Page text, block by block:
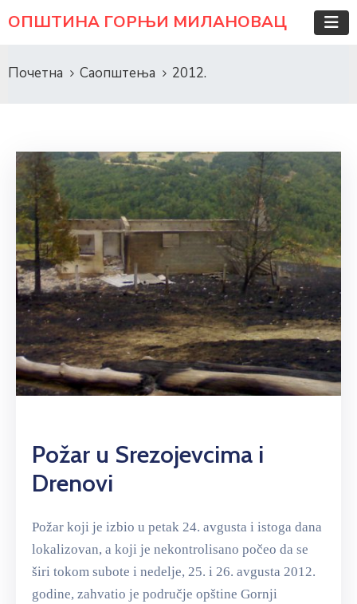
ОПШТИНА ГОРЊИ МИЛАНОВАЦ
Почетна Саопштења 2012.
Požar u Srezojevcima i
Drenovi
Požar koji je izbio u petak 24. avgusta i istoga dana
lokalizovan, a koji je nekontrolisano počeo da se
širi tokom subote i nedelje, 25. i 26. avgusta 2012.
godine, zahvatio je područje opštine Gornji